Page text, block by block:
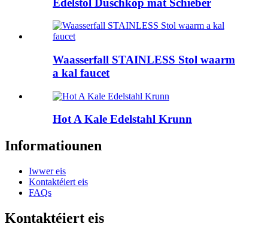
Waasserfall STAINLESS Stol waarm
a kal faucet
Hot A Kale Edelstahl Krunn
Informatiounen
Iwwer eis
Kontaktéiert eis
FAQs
Kontaktéiert eis